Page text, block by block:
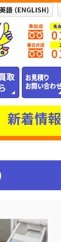
新着情報